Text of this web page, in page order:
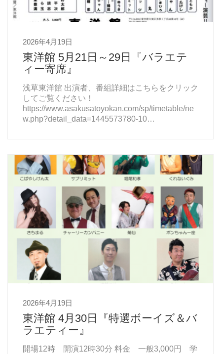
2026年4月19日
東洋館 5月21日～29日『バラエテ
ィー寄席』
浅草東洋館 出演者、番組詳細はこちらをクリック
してご覧ください！
https://www.asakusatoyokan.com/sp/timetable/ne
w.php?detail_data=1445573780-10…
2026年4月19日
東洋館 4月30日『特選ボーイズ＆バ
ラエティー』
開場12時 開演12時30分 料金 一般3,000円 学